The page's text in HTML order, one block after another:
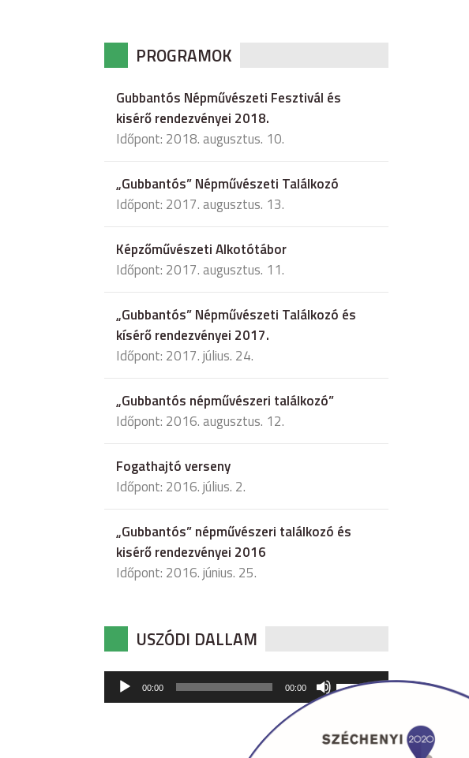
PROGRAMOK
Gubbantós Népművészeti Fesztivál és
kisérő rendezvényei 2018.
Időpont: 2018. augusztus. 10.
„Gubbantós” Népművészeti Találkozó
Időpont: 2017. augusztus. 13.
Képzőművészeti Alkotótábor
Időpont: 2017. augusztus. 11.
„Gubbantós” Népművészeti Találkozó és
kísérő rendezvényei 2017.
Időpont: 2017. július. 24.
„Gubbantós népművészeri találkozó”
Időpont: 2016. augusztus. 12.
Fogathajtó verseny
Időpont: 2016. július. 2.
„Gubbantós” népművészeri találkozó és
kisérő rendezvényei 2016
Időpont: 2016. június. 25.
USZÓDI DALLAM
Audió
lejátszó
00:00 00:00
hangerő
csökkentéséhez